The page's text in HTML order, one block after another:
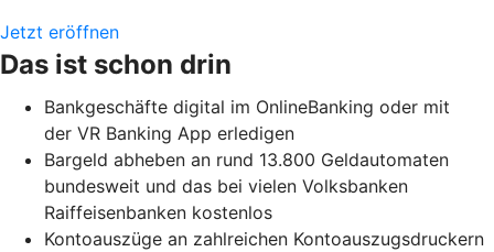
Jetzt eröffnen
Das ist schon drin
Bankgeschäfte digital im OnlineBanking oder mit
der VR Banking App erledigen
Bargeld abheben an rund 13.800 Geldautomaten
bundesweit und das bei vielen Volksbanken
Raiffeisenbanken kostenlos
Kontoauszüge an zahlreichen Kontoauszugsdruckern